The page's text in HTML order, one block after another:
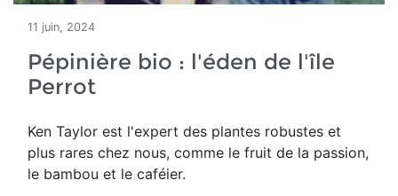
11 juin, 2024
Pépinière bio : l'éden de l'île
Perrot
Ken Taylor est l'expert des plantes robustes et
plus rares chez nous, comme le fruit de la passion,
le bambou et le caféier.